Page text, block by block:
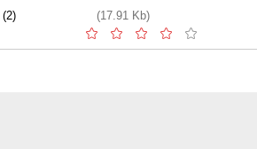
(17.91 Kb)